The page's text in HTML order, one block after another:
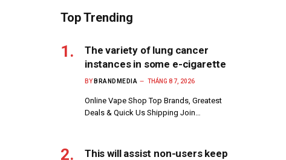
Top Trending
The variety of lung cancer
instances in some e-cigarette
BY BRANDMEDIA THÁNG 8 7, 2026
Online Vape Shop Top Brands, Greatest
Deals & Quick Us Shipping Join…
This will assist non-users keep